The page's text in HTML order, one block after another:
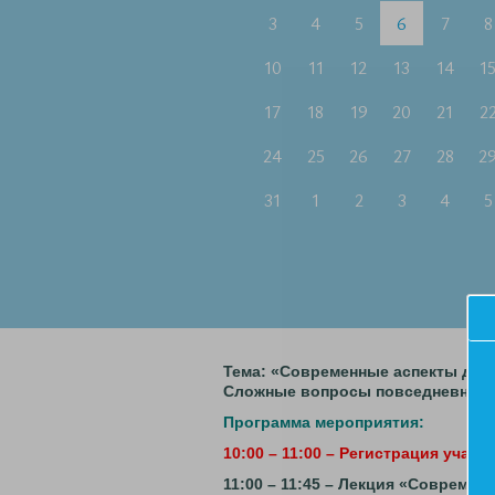
3
4 5 6 7 8
10
11 12 13 14 15
17
18 19 20 21 22
24
25 26 27 28 29
31
1 2 3 4 5
Тема: «Современные аспекты
Сложные вопросы повседневной
Программа мероприятия:
10:00 – 11:00 – Регистрация
11:00 – 11:45 – Лекция